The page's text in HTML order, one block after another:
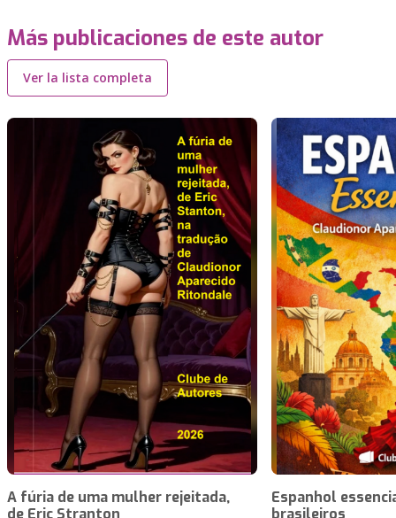
Más publicaciones de este autor
Ver la lista completa
A fúria de uma mulher rejeitada,
de Eric Stranton
Espanhol
brasileiros